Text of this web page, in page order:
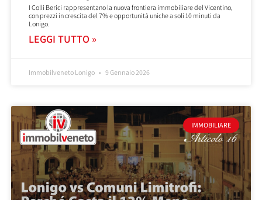
I Colli Berici rappresentano la nuova frontiera immobiliare del Vicentino,
con prezzi in crescita del 7% e opportunità uniche a soli 10 minuti da
Lonigo.
LEGGI TUTTO »
Immobilveneto Lonigo 9 Gennaio 2026
IMMOBILIARE